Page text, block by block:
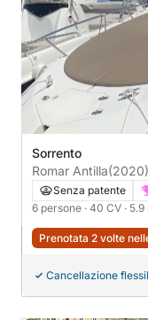
Sorrento
Romar Antilla(2020)
Senza patente
6 persone · 40 CV · 5.9
Prenotata 2 volte
Cancellazione